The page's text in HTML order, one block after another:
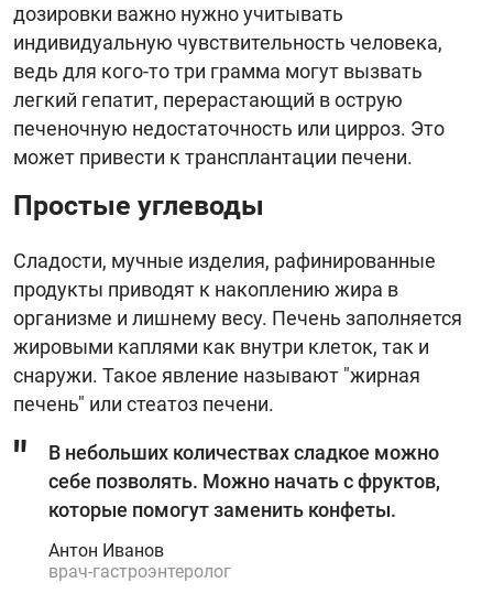
дозировки важно нужно учитывать
индивидуальную чувствительность человека,
ведь для кого-то три грамма могут вызвать
легкий гепатит, перерастающий в острую
печеночную недостаточность или цирроз. Это
может привести к трансплантации печени.
Простые углеводы
Сладости, мучные изделия, рафинированные
продукты приводят к накоплению жира в
организме и лишнему весу. Печень заполняется
жировыми каплями как внутри клеток, так и
снаружи. Такое явление называют "жирная
печень" или стеатоз печени.
В небольших количествах сладкое можно
себе позволять. Можно начать с фруктов,
которые помогут заменить конфеты.
Антон Иванов
врач-гастроэнтеролог